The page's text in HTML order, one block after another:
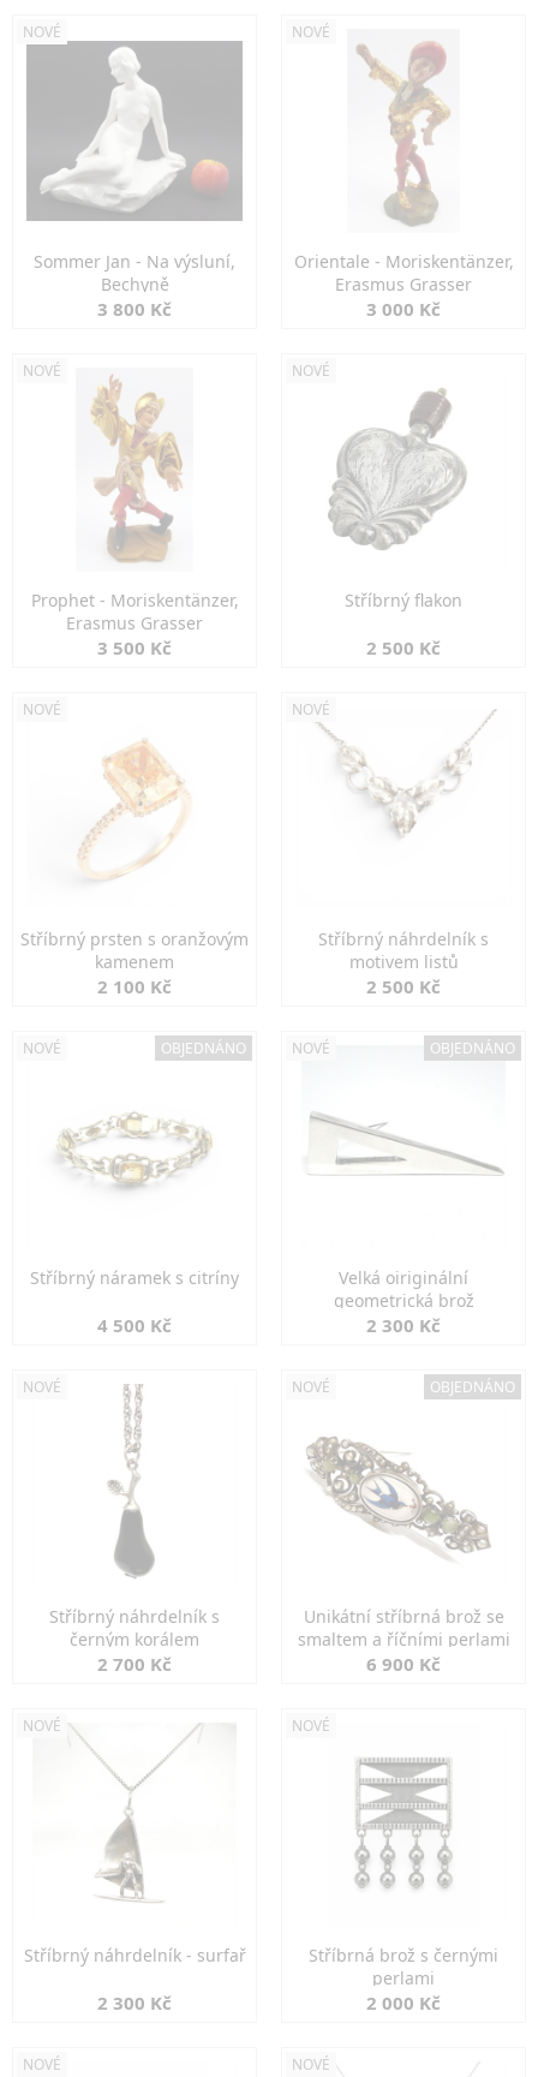
NOVÉ
Sommer Jan - Na výsluní,
Bechyně
3 800 Kč
NOVÉ
Orientale - Moriskentänzer,
Erasmus Grasser
3 000 Kč
NOVÉ
Prophet - Moriskentänzer,
Erasmus Grasser
3 500 Kč
NOVÉ
Stříbrný flakon
2 500 Kč
NOVÉ
Stříbrný prsten s oranžovým
kamenem
2 100 Kč
NOVÉ
Stříbrný náhrdelník s
motivem listů
2 500 Kč
NOVÉ OBJEDNÁNO
Stříbrný náramek s citríny
4 500 Kč
NOVÉ OBJEDNÁNO
Velká oiriginální
geometrická brož
2 300 Kč
NOVÉ
Stříbrný náhrdelník s
černým korálem
2 700 Kč
NOVÉ OBJEDNÁNO
Unikátní stříbrná brož se
smaltem a říčními perlami
6 900 Kč
NOVÉ
Stříbrný náhrdelník - surfař
2 300 Kč
NOVÉ
Stříbrná brož s černými
perlami
2 000 Kč
NOVÉ NOVÉ